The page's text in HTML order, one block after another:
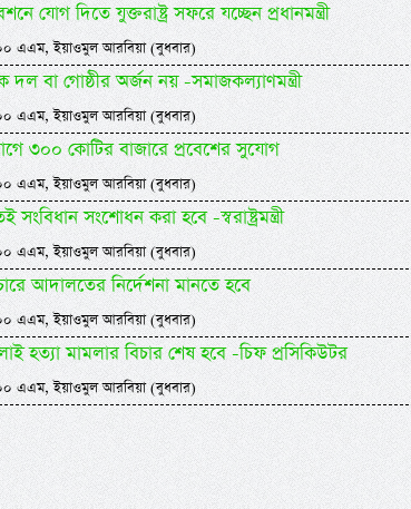
যোগ দিতে যুক্তরাষ্ট্র সফরে যচ্ছেন প্রধানমন্ত্রী
এএম, ইয়াওমুল আরবিয়া (বুধবার)
বা গোষ্ঠীর অর্জন নয় -সমাজকল্যাণমন্ত্রী
এএম, ইয়াওমুল আরবিয়া (বুধবার)
৩০০ কোটির বাজারে প্রবেশের সুযোগ
এএম, ইয়াওমুল আরবিয়া (বুধবার)
সংবিধান সংশোধন করা হবে -স্বরাষ্ট্রমন্ত্রী
এএম, ইয়াওমুল আরবিয়া (বুধবার)
আদালতের নির্দেশনা মানতে হবে
এএম, ইয়াওমুল আরবিয়া (বুধবার)
হত্যা মামলার বিচার শেষ হবে -চিফ প্রসিকিউটর
এএম, ইয়াওমুল আরবিয়া (বুধবার)